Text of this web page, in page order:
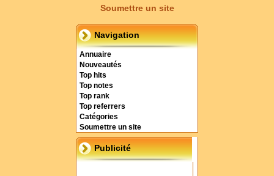
Soumettre un site
Navigation
Annuaire
Nouveautés
Top hits
Top notes
Top rank
Top referrers
Catégories
Soumettre un site
Publicité